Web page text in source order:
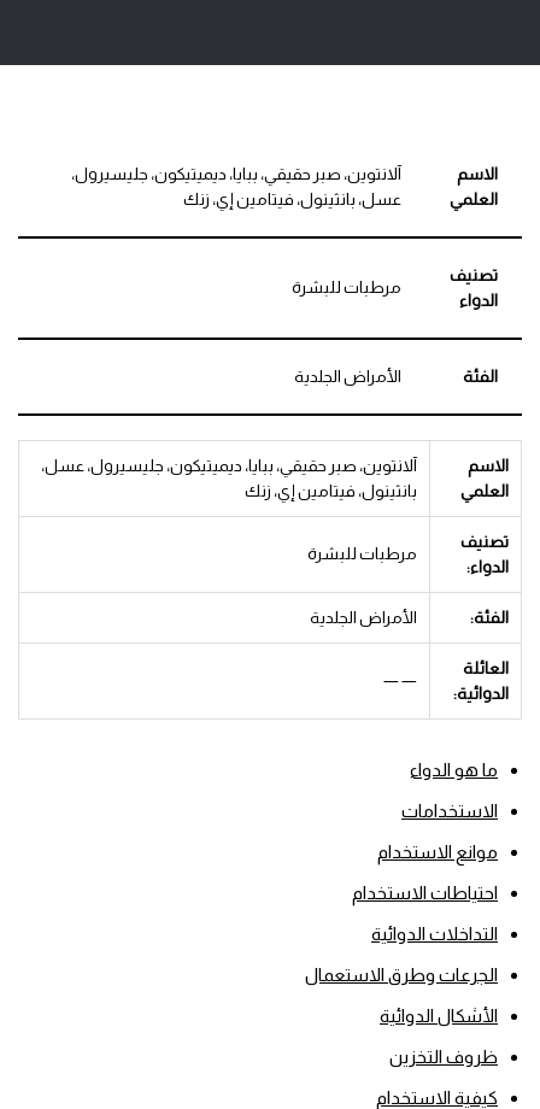
الاسم
العلمي
آلانتوين، صبر حقيقي، ببايا، ديميتيكون، جليسيرول،
عسل، بانثينول، فيتامين إي، زنك
تصنيف
الدواء
مرطبات للبشرة
الفئة الأمراض الجلدية
الاسم
العلمي
آلانتوين، صبر حقيقي، ببايا، ديميتيكون، جليسيرول، عسل،
بانثينول، فيتامين إي، زنك
تصنيف
الدواء:
مرطبات للبشرة
الفئة: الأمراض الجلدية
العائلة
الدوائية:
— —
ما هو الدواء
الاستخدامات
موانع الاستخدام
احتياطات الاستخدام
التداخلات الدوائية
الجرعات وطرق الاستعمال
الأشكال الدوائية
ظروف التخزين
كيفية الاستخدام